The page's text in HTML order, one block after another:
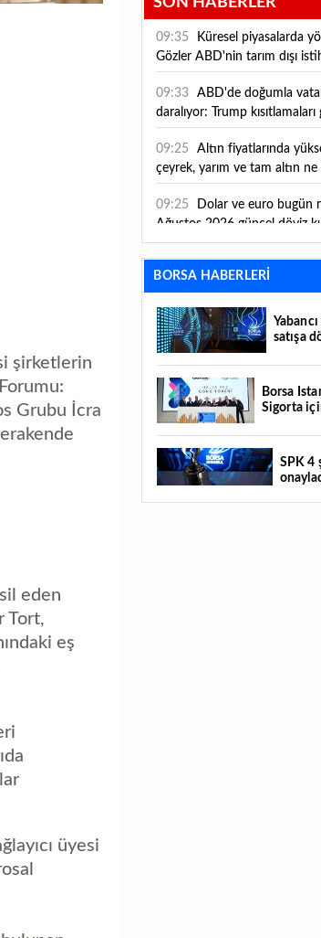
şirketlerin
Grubu İcra
eden
Tort,
eş
üyesi
09:35
Gözler ABD'nin tarım dışı
09:33
ABD'de doğumla vatandaşlık hakkı
daralıyor: Trump
09:25
Altın fiyatlarında yükseliş sürüyor: Gram,
çeyrek, yarım ve tam altın
2026 güncel altın fiyatları
09:25
Ağustos 2026 güncel döviz
09:18 Albaraka Türk 2026 yılı ilk yarı finansal
sonuçlarını KAP'a bildirdi
17:13 ABD'de iş gücü
16:49 "Yüksek katma değerli üretimi destekleyen
16:21 Merkez Bankası rezervlerinde yükseliş! İşte
16:11 Trabzonspor yeni transferini KAP'a bildirdi:
İşte maliyeti...
BORSA HABERLERİ
satışa
Borsa
Sigorta
SPK 4